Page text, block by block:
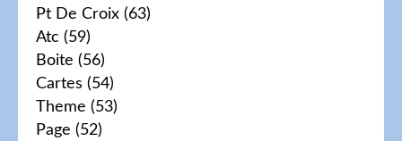
Pt De Croix (63)
Atc (59)
Boite (56)
Cartes (54)
Theme (53)
Page (52)